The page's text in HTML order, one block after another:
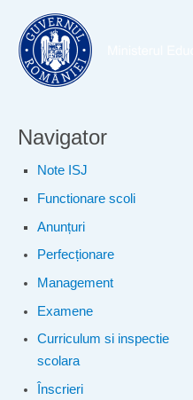
Meniu principal
Navigator
Note ISJ
Functionare scoli
Anunțuri
Perfecționare
Management
Examene
Curriculum si inspectie
scolara
Înscrieri